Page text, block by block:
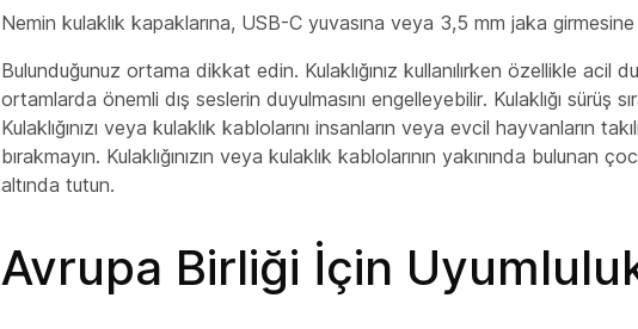
Nemin kulaklık kapaklarına, USB-C yuvasına veya 3,5 mm jaka
Bulunduğunuz ortama dikkat edin. Kulaklığınız kullanılırken özellikle acil
ortamlarda önemli dış seslerin duyulmasını engelleyebilir. Kulaklığı sürüş
Kulaklığınızı veya kulaklık kablolarını insanların veya evcil hayvanların
bırakmayın. Kulaklığınızın veya kulaklık kablolarının yakınında bulunan
altında tutun.
Avrupa Birliği İçin